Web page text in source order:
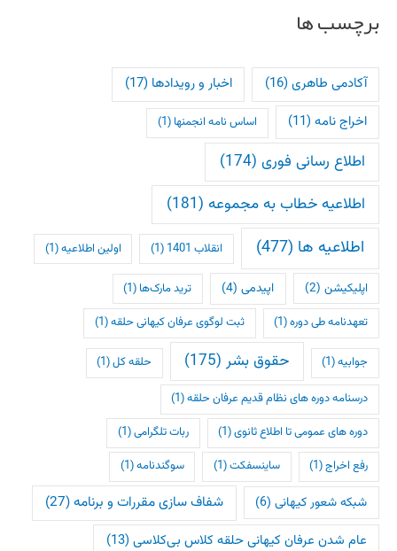
برچسب ها
آکادمی طاهری(16) اخبار و رویدادها (17)
اخراج نامه (11) اساس نامه انجمنها (1)
اطلاع رسانی فوری (174)
اطلاعیه خطاب به مجموعه (181)
اطلاعیه ها (477) انقلاب 1401 (1) اولین اطلاعیه(1)
اپلیکیشن (2) اپیدمی(4) ترید مارک‌ها (1)
تعهدنامه طی دوره(1) ثبت لوگوی عرفان کیهانی حلقه(1)
جوابیه(1) حقوق بشر (175) حلقه کل(1)
درسنامه دوره های نظام قدیم عرفان حلقه(1)
دوره های عمومی تا اطلاع ثانوی(1) ربات تلگرامی(1)
رفع اخراج(1) ساینسفکت(1) سوگندنامه(1)
شبکه شعور کیهانی(6) شفاف سازی مقررات و برنامه(27)
عام شدن عرفان کیهانی حلقه کلاس بی‌کلاسی (13)